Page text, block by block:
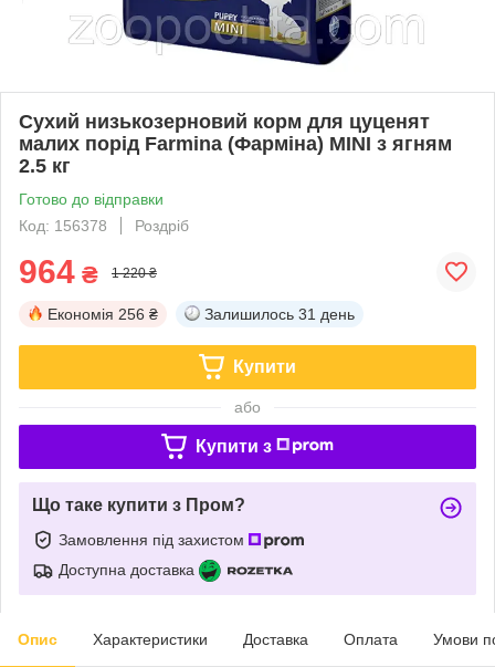
Сухий низькозерновий корм для цуценят
малих порід Farmina (Фарміна) MINI з ягням
2.5 кг
Готово до відправки
Код: 156378
Роздріб
964 ₴ 1 220 ₴
Економія 256 ₴ Залишилось 31 день
Купити
або
Купити з
Що таке купити з Пром?
Замовлення під захистом
Доступна доставка
Опис Характеристики Доставка Оплата Умови